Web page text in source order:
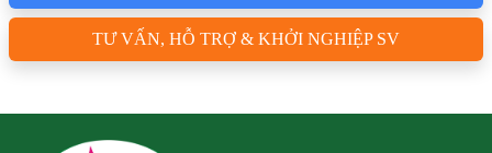
TƯ VẤN, HỖ TRỢ & KHỞI NGHIỆP SV